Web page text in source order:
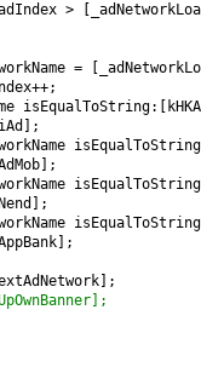
>
=